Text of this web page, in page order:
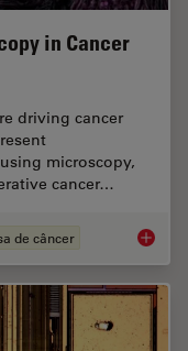
in Cancer
driving cancer
microscopy,
cancer…
de câncer